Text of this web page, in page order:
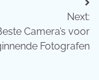
Next:
Camera’s voor
Fotografen